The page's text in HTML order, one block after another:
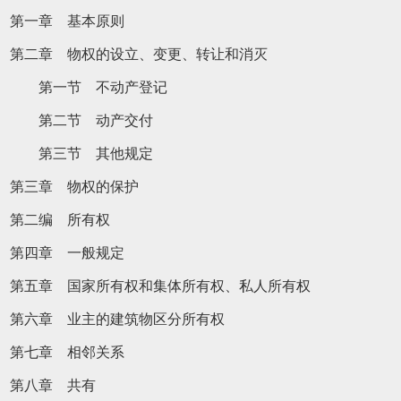
第一章 基本原则
第二章 物权的设立、变更、转让和消灭
第一节 不动产登记
第二节 动产交付
第三节 其他规定
第三章 物权的保护
第二编 所有权
第四章 一般规定
第五章 国家所有权和集体所有权、私人所有权
第六章 业主的建筑物区分所有权
第七章 相邻关系
第八章 共有